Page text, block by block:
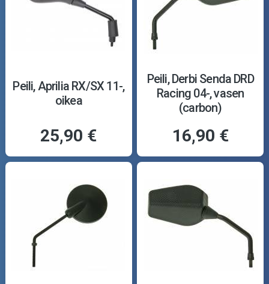
Peili, Aprilia RX/SX 11-,
oikea
25,90 €
Peili, Derbi Senda DRD
Racing 04-, vasen
(carbon)
16,90 €